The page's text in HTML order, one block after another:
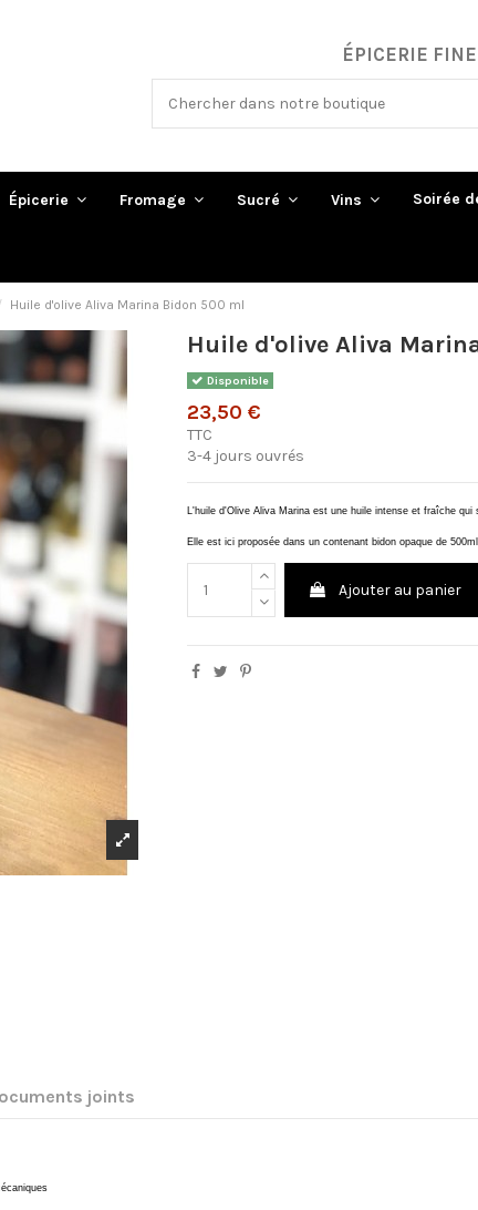
ÉPICERIE
Épicerie Fromage Sucré Vins Soirée
Huile d'olive Aliva Marina Bidon 500 ml
Huile d'olive Aliva
Disponible
23,50 €
TTC
3-4 jours ouvrés
L'huile d'Olive Aliva Marina est une huile intense et fraîche
Elle est ici proposée dans un contenant bidon opaque de
Ajouter au panier
joints